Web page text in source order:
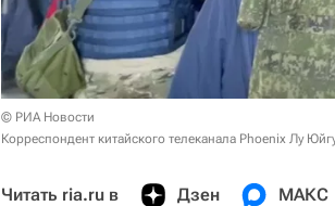
© РИА Новости
Корреспондент китайского телеканала Phoenix Лу
Читать ria.ru в Дзен МАКС